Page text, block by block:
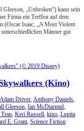
„Unbroken“) kann sein
Firma ein Treffen auf dem
(Oscar Isaac, „A Most Violent
Männer gut
(Kino)
Adam Driver Anthony Daniels
Gleeson Ian McDiarmid
Keri Russell kino Lupita
E. Grant Science Fiction